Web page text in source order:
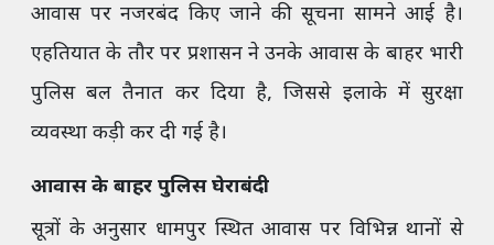
आवास पर नजरबंद किए जाने की सूचना सामने आई है।
एहतियात के तौर पर प्रशासन ने उनके आवास के बाहर भारी
पुलिस बल तैनात कर दिया है, जिससे इलाके में सुरक्षा
व्यवस्था कड़ी कर दी गई है।
आवास के बाहर पुलिस घेराबंदी
सूत्रों के अनुसार धामपुर स्थित आवास पर विभिन्न थानों से